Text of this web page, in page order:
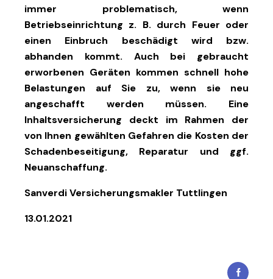
immer problematisch, wenn
Betriebseinrichtung z. B. durch Feuer oder
einen Einbruch beschädigt wird bzw.
abhanden kommt. Auch bei gebraucht
erworbenen Geräten kommen schnell hohe
Belastungen auf Sie zu, wenn sie neu
angeschafft werden müssen. Eine
Inhaltsversicherung deckt im Rahmen der
von Ihnen gewählten Gefahren die Kosten der
Schadenbeseitigung, Reparatur und ggf.
Neuanschaffung.
Sanverdi Versicherungsmakler Tuttlingen
13.01.2021
Facebook